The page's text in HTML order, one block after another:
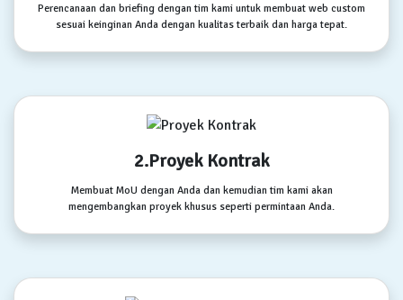
Perencanaan dan briefing dengan tim kami untuk membuat web custom
sesuai keinginan Anda dengan kualitas terbaik dan harga tepat.
2.Proyek Kontrak
Membuat MoU dengan Anda dan kemudian tim kami akan
mengembangkan proyek khusus seperti permintaan Anda.